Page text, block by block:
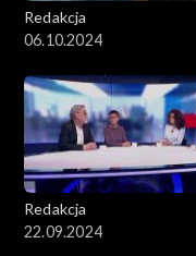
Redakcja
06.10.2024
Redakcja
22.09.2024